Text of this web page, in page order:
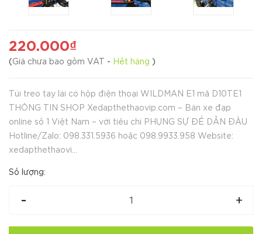
220.000₫
( Giá chưa bao gồm VAT - Hết hàng )
Túi treo tay lái có hộp điện thoại WILDMAN E1 mã D10TE1
THÔNG TIN SHOP Xedapthethaovip.com – Bán xe đạp
online số 1 Việt Nam – với tiêu chí PHỤNG SỰ ĐỂ DẪN ĐẦU
Hotline/Zalo: 098.331.5936 hoặc 098.9933.958 Website:
xedapthethaovi...
Số lượng:
- +